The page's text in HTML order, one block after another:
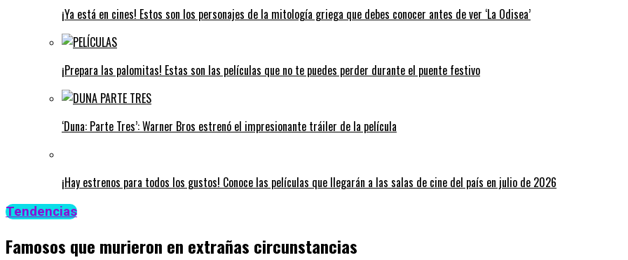
¡Ya está en cines! Estos son los personajes de la mitología griega que debes conocer antes de ver ‘La Odisea’
¡Prepara las palomitas! Estas son las películas que no te puedes perder durante el puente festivo
‘Duna: Parte Tres’: Warner Bros estrenó el impresionante tráiler de la película
¡Hay estrenos para todos los gustos! Conoce las películas que llegarán a las salas de cine del país en julio de 2026
Tendencias
Famosos que murieron en extrañas circunstancias